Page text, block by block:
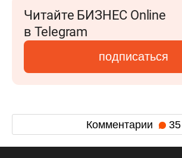
Читайте БИЗНЕС Online
в Telegram
подписаться
Комментарии 35